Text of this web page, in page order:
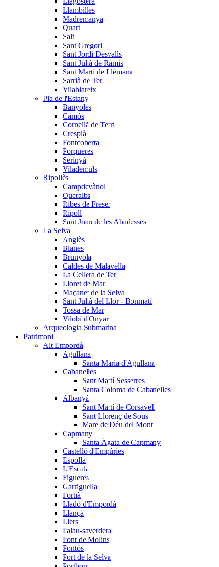
Llambilles
Madremanya
Quart
Salt
Sant Gregori
Sant Jordi Desvalls
Sant Julià de Ramis
Sant Martí de Llémana
Sarrià de Ter
Vilablareix
Pla de l'Estany
Banyoles
Camós
Cornellà de Terri
Crespià
Fontcoberta
Porqueres
Serinyà
Vilademuls
Ripollès
Campdevànol
Queralbs
Ribes de Freser
Ripoll
Sant Joan de les Abadesses
La Selva
Anglès
Blanes
Brunyola
Caldes de Malavella
La Cellera de Ter
Lloret de Mar
Maçanet de la Selva
Sant Julià del Llor - Bonmatí
Tossa de Mar
Vilobí d'Onyar
Arqueologia Submarina
Patrimoni
Alt Empordà
Agullana
Santa Maria d'Agullana
Cabanelles
Sant Martí Sesserres
Santa Coloma de Cabanelles
Albanyà
Sant Martí de Corsavell
Sant Llorenç de Sous
Mare de Déu del Mont
Capmany
Santa Àgata de Capmany
Castelló d'Empúries
Espolla
L'Escala
Figueres
Garriguella
Fortià
Lladó d'Empordà
Llançà
Llers
Palau-saverdera
Pont de Molins
Pontós
Port de la Selva